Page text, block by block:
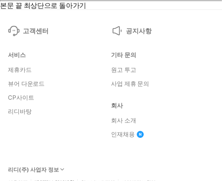
본문 끝 최상단으로 돌아가기
고객센터 공지사항
서비스
제휴카드
뷰어 다운로드
CP사이트
리디바탕
기타 문의
원고 투고
사업 제휴 문의
회사
회사 소개
인재채용
리디(주) 사업자 정보